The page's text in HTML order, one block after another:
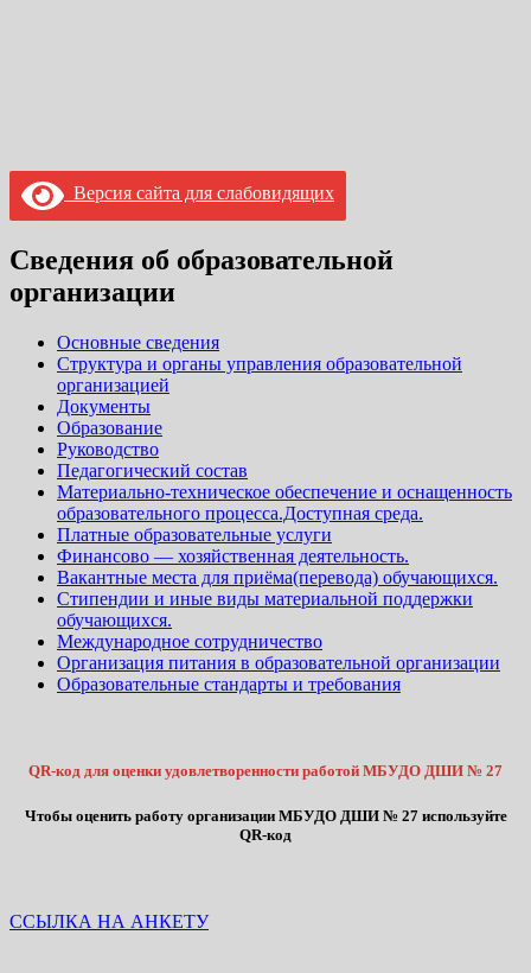
Версия сайта для слабовидящих
Сведения об образовательной
организации
Основные сведения
Структура и органы управления образовательной
организацией
Документы
Образование
Руководство
Педагогический состав
Материально-техническое обеспечение и оснащенность
образовательного процесса.Доступная среда.
Платные образовательные услуги
Финансово — хозяйственная деятельность.
Вакантные места для приёма(перевода) обучающихся.
Стипендии и иные виды материальной поддержки
обучающихся.
Международное сотрудничество
Организация питания в образовательной организации
Образовательные стандарты и требования
QR-код для оценки удовлетворенности работой МБУДО ДШИ № 27
Чтобы оценить работу организации МБУДО ДШИ № 27 используйте
QR-код
ССЫЛКА НА АНКЕТУ